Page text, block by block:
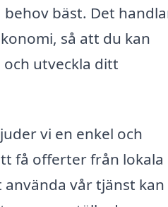
behov bäst. Det
så att du kan
utveckla ditt
vi en enkel och
få offerter från lokala
vår tjänst kan